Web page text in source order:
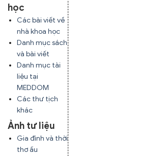
học
Các bài viết về
nhà khoa học
Danh mục sách
và bài viết
Danh mục tài
liệu tại
MEDDOM
Các thư tịch
khác
Ảnh tư liệu
Gia đình và thời
thơ ấu